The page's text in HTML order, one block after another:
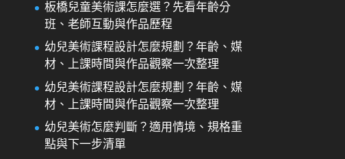
板橋兒童美術課怎麼選？先看年齡分
班、老師互動與作品歷程
幼兒美術課程設計怎麼規劃？年齡、媒
材、上課時間與作品觀察一次整理
幼兒美術課程設計怎麼規劃？年齡、媒
材、上課時間與作品觀察一次整理
幼兒美術怎麼判斷？適用情境、規格重
點與下一步清單